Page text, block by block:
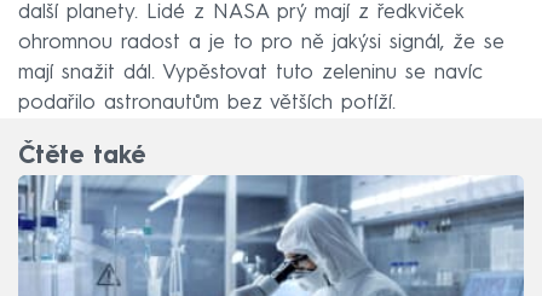
další planety. Lidé z NASA prý mají z ředkviček
ohromnou radost a je to pro ně jakýsi signál, že se
mají snažit dál. Vypěstovat tuto zeleninu se navíc
podařilo astronautům bez větších potíží.
Čtěte také